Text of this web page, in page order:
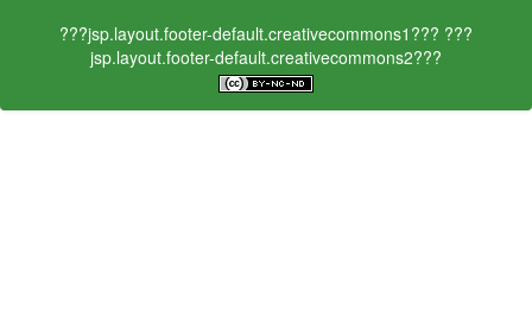
???jsp.layout.footer-default.creativecommons1??? ???
jsp.layout.footer-default.creativecommons2???